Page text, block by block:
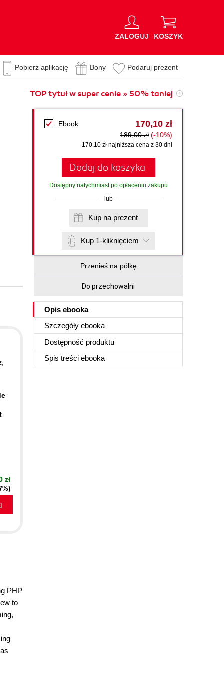
ZALOGUJ KOSZYK
Pobierz aplikację Bony Podaruj prezent
TOP tytuł w super cenie » 50% taniej
Ebook 170,10 zł
189,00 zł (-10%)
170,10 zł najniższa cena z 30 dni
Dodaj do koszyka
Dostępny natychmiast po opłaceniu zakupu
lub
Kup na prezent
Kup 1-kliknięciem
Przenieś na półkę
Do przechowalni
Opis ebooka
Szczegóły ebooka
Dostępność produktu
Spis treści ebooka
,
zł
PHP
to